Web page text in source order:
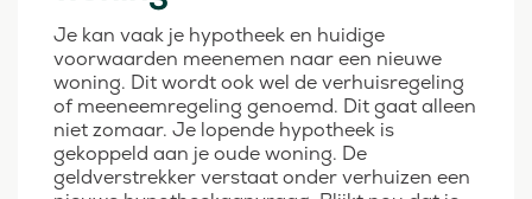
Je kan vaak je hypotheek en huidige
voorwaarden meenemen naar een nieuwe
woning. Dit wordt ook wel de verhuisregeling
of meeneemregeling genoemd. Dit gaat alleen
niet zomaar. Je lopende hypotheek is
gekoppeld aan je oude woning. De
geldverstrekker verstaat onder verhuizen een